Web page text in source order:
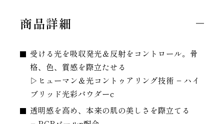
商品詳細
受ける光を吸収発光＆反射をコントロール。骨
格、色、質感を際立たせる
▷ヒューマン＆光コントゥアリング技術 − ハイ
ブリッド光彩パウダーc
透明感を高め、本来の肌の美しさを際立てる